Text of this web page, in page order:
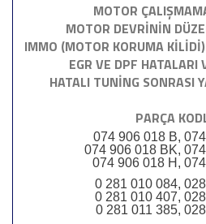
MOTOR
MOTOR DEVRİNİN
IMMO (MOTOR KORUMA
EGR VE DPF HATALARI
HATALI TUNİNG SONRASI
PARÇA
074 906 018 B,
074 906 018 BK,
074 906 018 H,
0 281 010 084,
0 281 010 407,
0 281 011 385,